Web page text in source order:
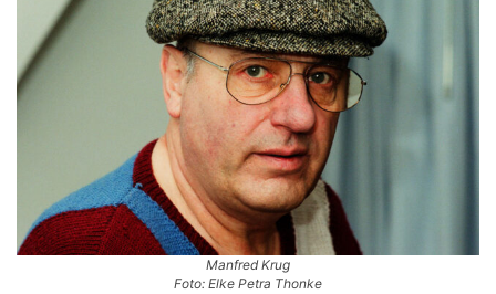
Manfred Krug
Foto: Elke Petra Thonke